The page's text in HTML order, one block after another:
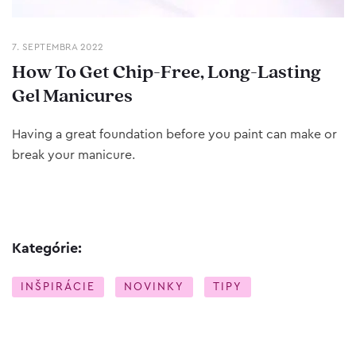
7. SEPTEMBRA 2022
How To Get Chip-Free, Long-Lasting
Gel Manicures
Having a great foundation before you paint can make or
break your manicure.
Kategórie:
INŠPIRÁCIE NOVINKY TIPY